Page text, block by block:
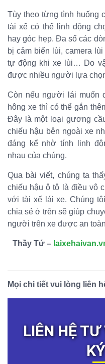
Tùy theo từng tình huống
tài xế có thể linh động
hay góc hẹp. Đa số các
bị cảm biến lùi, camera
tự động khi xe lùi… Do
được nhiều người lựa
Còn nếu người lái muốn
hông xe thì có thể gắn
Đây là một loại gương
chiếu hậu bên ngoài xe
đáng kể nhờ tính linh
nhau của chúng.
Qua bài viết, chúng ta
chiếu hậu ô tô là điều vô
với tài xế lái xe. Chúng
chia sẻ ở trên sẽ giúp
người trên xe được an
Thầy Tứ –
Mọi chi tiết vui lòng liên
LIÊN HỆ